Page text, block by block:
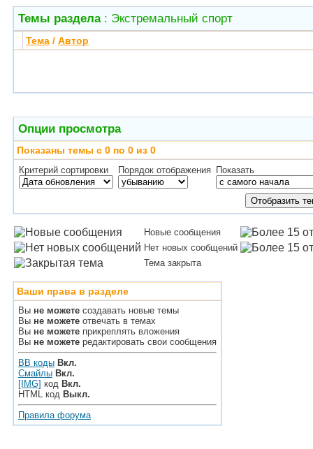
Темы раздела: Экстремальный спорт
Тема / Автор
Опции просмотра
Показаны темы с 0 по 0 из 0
Критерий сортировки Порядок отображения Показать
Новые сообщения
Нет новых сообщений
Тема закрыта
Ваши права в разделе
Вы не можете создавать новые темы
Вы не можете отвечать в темах
Вы не можете прикреплять вложения
Вы не можете редактировать свои сообщения
BB коды Вкл.
Смайлы Вкл.
[IMG] код Вкл.
HTML код Выкл.
Правила форума